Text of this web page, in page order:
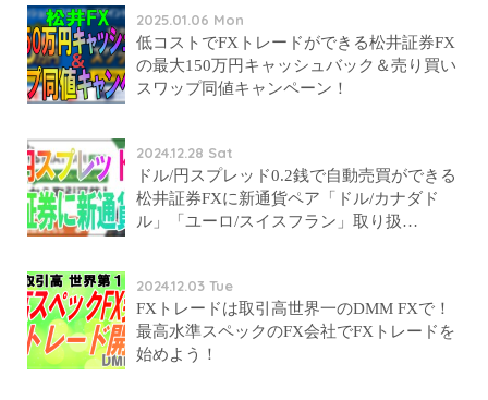
2025.01.06 Mon
低コストでFXトレードができる松井証券FX
の最大150万円キャッシュバック＆売り買い
スワップ同値キャンペーン！
2024.12.28 Sat
ドル/円スプレッド0.2銭で自動売買ができる
松井証券FXに新通貨ペア「ドル/カナダド
ル」「ユーロ/スイスフラン」取り扱…
2024.12.03 Tue
FXトレードは取引高世界一のDMM FXで！
最高水準スペックのFX会社でFXトレードを
始めよう！